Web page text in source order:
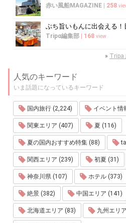
赤い風船MAGAZINE | 258
Tripα編集部 | 168 view
» Tripa
人気のキーワード
いま話題になっているキーワード
国内旅行 (2,224) イベント情
関東エリア (407) 夏 (116)
夏の国内おすすめ特集 (88)
関西エリア (239) 初夏 (31)
神奈川県 (107) ホテル (373)
絶景 (382) 中国エリア (141)
北海道エリア (83) 九州エリ